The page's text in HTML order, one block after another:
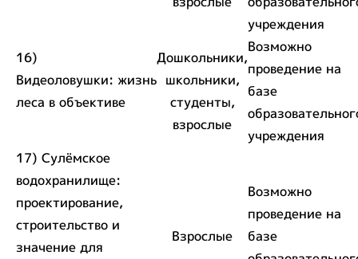
учреждения
16)
Видеоловушки: жизнь
леса в объективе
Дошкольники,
школьники,
студенты,
взрослые
Возможно
проведение на
базе
учреждения
17) Сулёмское
водохранилище:
проектирование,
строительство и
значение для
Взрослые
Возможно
проведение на
базе